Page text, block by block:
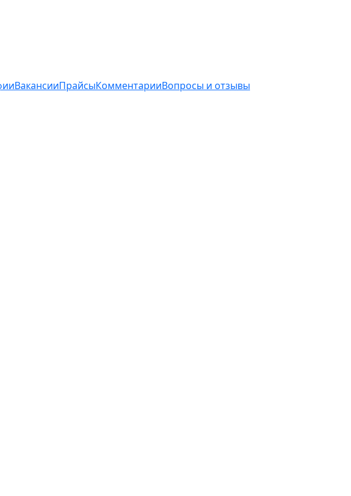
ВакансииПрайсыКомментарииВопросы и отзывы